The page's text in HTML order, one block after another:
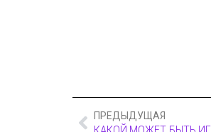
ПРЕДЫДУЩАЯ